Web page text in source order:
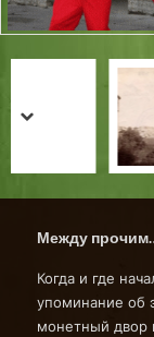
prev
next
Между
Когда и где
упоминание об
монетный двор